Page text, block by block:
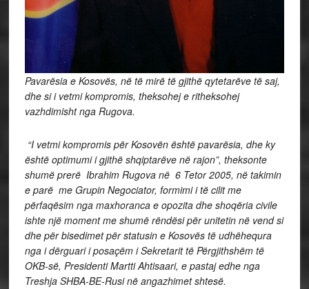
Pavarësia e Kosovës, në të mirë të gjithë qytetarëve të saj,
dhe si i vetmi kompromis, theksohej e ritheksohej
vazhdimisht nga Rugova.
“I vetmi kompromis për Kosovën është pavarësia, dhe ky
është optimumi i gjithë shqiptarëve në rajon”, theksonte
shumë prerë Ibrahim Rugova në 6 Tetor 2005, në takimin
e parë me Grupin Negociator, formimi i të cilit me
përfaqësim nga maxhoranca e opozita dhe shoqëria civile
ishte një moment me shumë rëndësi për unitetin në vend si
dhe për bisedimet për statusin e Kosovës të udhëhequra
nga i dërguari i posaçëm i Sekretarit të Përgjithshëm të
OKB-së, Presidenti Martti Ahtisaari, e pastaj edhe nga
Treshja SHBA-BE-Rusi në angazhimet shtesë.